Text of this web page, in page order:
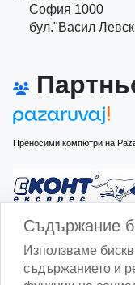
София 1000
бул."Васил
Преносими компютри на
Изчисли доставката с Еконт
Съдържание
Използваме
съдържанието и